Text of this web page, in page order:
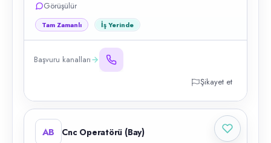
Görüşülür
Tam Zamanlı İş Yerinde
Başvuru kanalları
Şikayet et
AB Cnc Operatörü (Bay)